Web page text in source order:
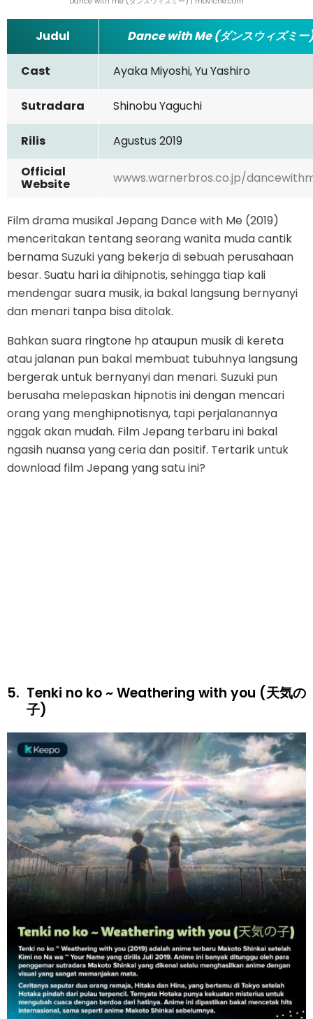
Judul Dance with Me (ダンスウィズミ
Cast Ayaka Miyoshi, Yu Yashiro
Sutradara Shinobu Yaguchi
Rilis
Agustus 2019
Official
Website wwws.warnerbros.co.jp/
Film drama musikal Jepang Dance with Me (2019)
menceritakan tentang seorang wanita muda cantik
bernama Suzuki yang bekerja di sebuah perusahaan
besar. Suatu hari ia dihipnotis, sehingga tiap kali
mendengar suara musik, ia bakal langsung bernyanyi
dan menari tanpa bisa ditolak.
Bahkan suara ringtone hp ataupun musik di kereta
atau jalanan pun bakal membuat tubuhnya langsung
bergerak untuk bernyanyi dan menari. Suzuki pun
berusaha melepaskan hipnotis ini dengan mencari
orang yang menghipnotisnya, tapi perjalanannya
nggak akan mudah. Film Jepang terbaru ini bakal
ngasih nuansa yang ceria dan positif. Tertarik untuk
download film Jepang yang satu ini?
5. Tenki no ko ~ Weathering with you (天気の
子)